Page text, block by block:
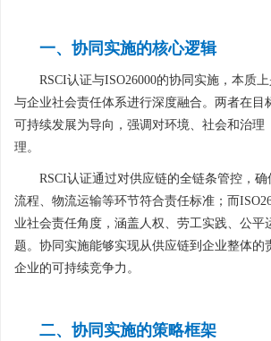
一、协同实施的核心逻辑
RSCI认证与ISO26000的协同实施，本质
与企业社会责任体系进行深度融合。两者在目
可持续发展为导向，强调对环境、社会和治理
理。
RSCI认证通过对供应链的全链条管控，
流程、物流运输等环节符合责任标准；而
业社会责任角度，涵盖人权、劳工实践、公平
题。协同实施能够实现从供应链到企业整体的
企业的可持续竞争力。
二、协同实施的策略框架